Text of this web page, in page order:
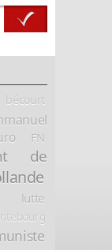
bécourt
FN
de
lutte